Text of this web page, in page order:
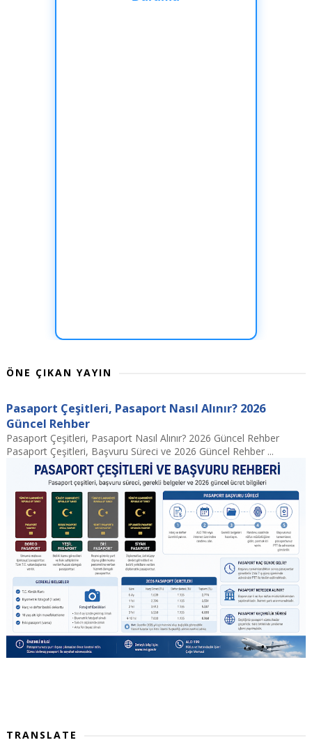
ÖNE ÇIKAN YAYIN
Pasaport Çeşitleri, Pasaport Nasıl Alınır? 2026
Güncel Rehber
Pasaport Çeşitleri, Pasaport Nasıl Alınır? 2026 Güncel Rehber
Pasaport Çeşitleri, Başvuru Süreci ve 2026 Güncel Rehber ...
TRANSLATE